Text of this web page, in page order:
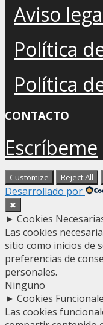
Aviso
Política
Política
CONTACTO
Escríbeme
Customize Reject All
Desarrollado por
✖
► Cookies
Las cookies
sitio como inicios de
preferencias de
personales.
Ninguno
► Cookies
Las cookies